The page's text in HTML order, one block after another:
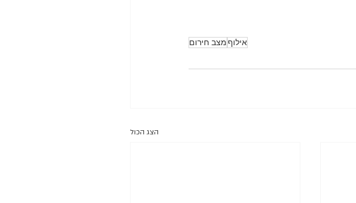
אילוף מצב חירום
הצג הכול